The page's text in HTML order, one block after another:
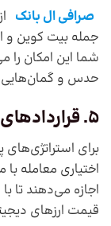
صرافی ال بانک
جمله بیت کوین و
شما این امکان را
حدس و گمان‌هایی
5. قراردادهای اختیاری یا معاملات آپشن
برای استراتژی‌های
اختیاری معامله با
اجازه می‌دهند تا
قیمت ارزهای